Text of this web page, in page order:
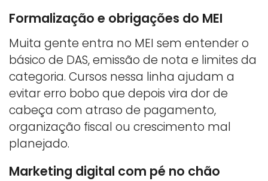
Formalização e obrigações do MEI
Muita gente entra no MEI sem entender o
básico de DAS, emissão de nota e limites da
categoria. Cursos nessa linha ajudam a
evitar erro bobo que depois vira dor de
cabeça com atraso de pagamento,
organização fiscal ou crescimento mal
planejado.
Marketing digital com pé no chão